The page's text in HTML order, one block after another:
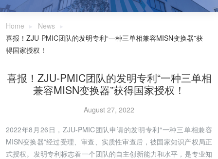
Home
News
喜报！ZJU-PMIC团队的发明专利“一种三单相兼容MISN变换器”获
得国家授权！
喜报！ZJU-PMIC团队的发明专利“一种三单相
兼容MISN变换器”获得国家授权！
August 27, 2022
2022年8月26日，ZJU-PMIC团队申请的发明专利“一种三单相兼容
MISN变换器”经过受理、审查、实质性审查后，被国家知识产权局正
式授权。发明专利标志着一个团队的自主创新能力和水平，是专业知